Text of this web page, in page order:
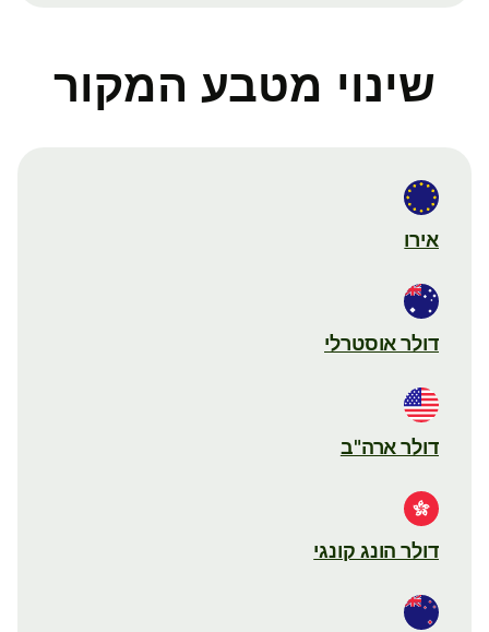
שינוי מטבע המקור
אירו
דולר אוסטרלי
דולר ארה"ב
דולר הונג קונגי